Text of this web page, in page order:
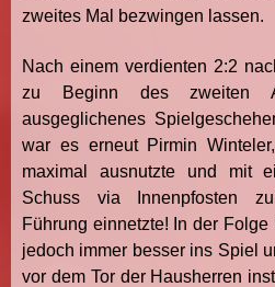
zweites Mal bezwingen lassen.
Nach einem verdienten 2:2
zu Beginn des zweiten
ausgeglichenes
war es erneut Pirmin
maximal ausnutzte und mit
Schuss via Innenpfosten
Führung einnetzte! In der
jedoch immer besser ins Spiel
vor dem Tor der Hausherren